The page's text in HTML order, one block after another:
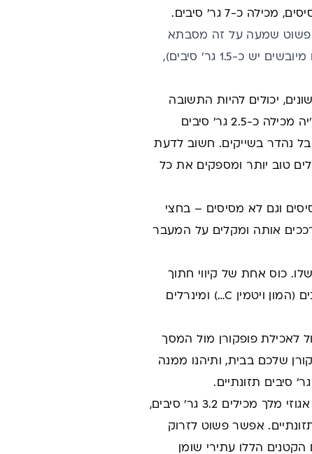
כ-7 גר' סיבים.
שמעה על זה מסבתא
שלה, אנחנו יודעים היום שהם עשירים מאוד בסיבים תזונתיים (בשלושה שזיפים מיובשים יש כ-1.5 גר' סיבים),
יכולים להיות התשובה
שלכם לתוספת פשוטה וקלה של סיבים תזונתיים. כף אחת של זרעי פשתן או צ'יה מכילה כ-2.5 גר' סיבים
נהדר בשייקים. חשוב לדעת
טוב יותר ומספקים את כל
וגם לא מסיסים – בחצי
לצואה, מרככים אותה ומקלים על המעבר
כוס אחת של קיווי חתוך
מכילה כ-5 גר' סיבים תזונתיים, ויחד איתם אתם מקבלים גם מנה יפה של ויטמנים (המון ויטמין C…) ומינרלים
לאכילת פופקורן מול המסך
שלכם בבית, ותיהנו ממנה
מלך, פקאן, לוז, שקדים, פיסטוקים ובוטנים. כמה סיבים יש בהם? 50 גר' אגוזי מלך מכילים 3.2 גר' סיבים,
גר' סיבים ו-50 גר' שקדים מכילים 4.7 גר' סיבים תזונתיים. אפשר פשוט לזרוק
הללו עתירי שומן